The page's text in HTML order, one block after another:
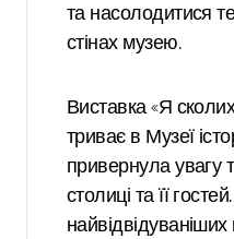
та насолодитися
стінах музею.
Виставка «Я
триває в Музеї
привернула увагу
столиці та її